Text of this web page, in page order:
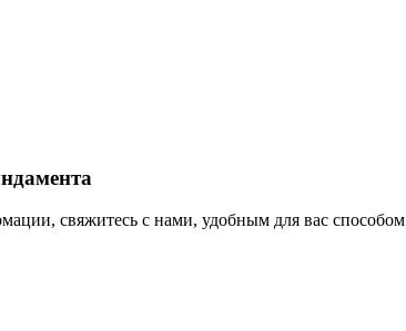
свяжитесь с нами, удобным для вас способом